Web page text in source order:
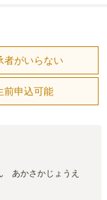
者がいらない
前申込可能
あかさかじょうえ